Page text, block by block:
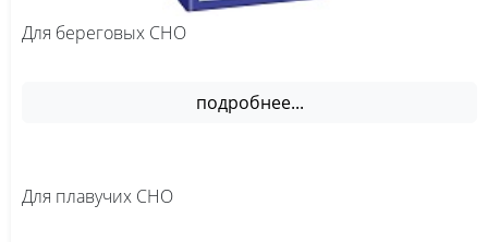
Для береговых СНО
подробнее...
Для плавучих СНО